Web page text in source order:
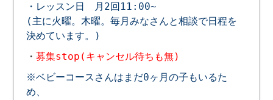
・レッスン日 月2回11:00~
(主に火曜。木曜。毎月みなさんと相談で日程を
決めています。)
・募集stop(キャンセル待ちも無)
※ベビーコースさんはまだ0ヶ月の子もいるた
め、